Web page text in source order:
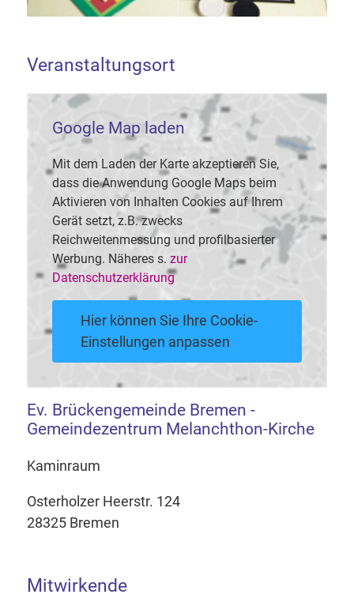
Veranstaltungsort
Google Map laden
Mit dem Laden der Karte akzeptieren Sie,
dass die Anwendung Google Maps beim
Aktivieren von Inhalten Cookies auf Ihrem
Gerät setzt, z.B. zwecks
Reichweitenmessung und profilbasierter
Werbung. Näheres s. zur
Datenschutzerklärung
Hier können Sie Ihre Cookie-
Einstellungen anpassen
Ev. Brückengemeinde Bremen -
Gemeindezentrum Melanchthon-Kirche
Kaminraum
Osterholzer Heerstr. 124
28325 Bremen
Mitwirkende